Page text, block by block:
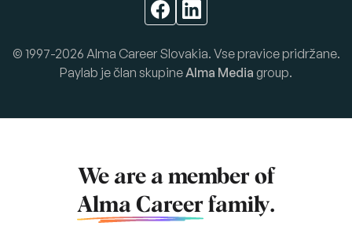
© 1997-2026 Alma Career Slovakia. Vse pravice pridržane.
Paylab je član skupineAlma Media group.
We are a member of
Alma Career family.